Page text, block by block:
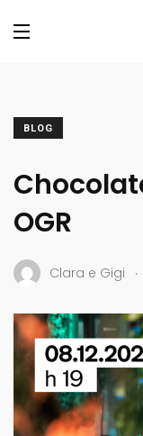
BLOG
OGR
Clara e Gigi .